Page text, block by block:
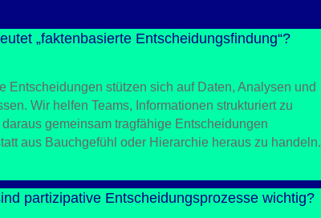
„faktenbasierte Entscheidungsfindung“?
Entscheidungen stützen sich auf Daten, Analysen und
Wir helfen Teams, Informationen strukturiert zu
gemeinsam tragfähige Entscheidungen
aus Bauchgefühl oder Hierarchie heraus zu handeln.
partizipative Entscheidungsprozesse wichtig?